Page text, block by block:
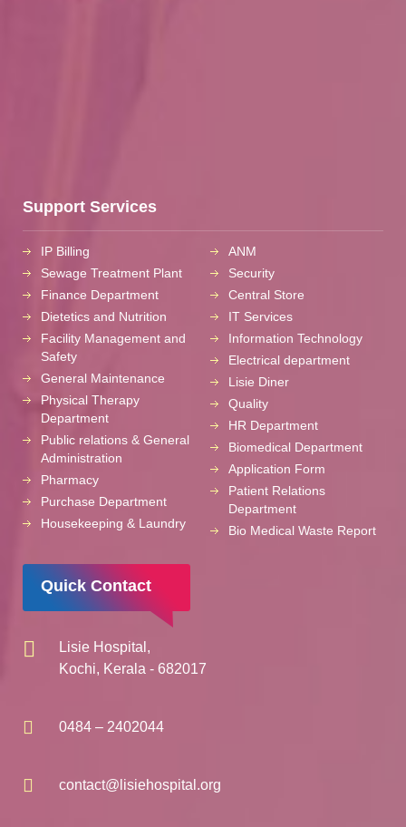
Support Services
IP Billing
Sewage Treatment Plant
Finance Department
Dietetics and Nutrition
Facility Management and
Safety
General Maintenance
Physical Therapy
Department
Public relations & General
Administration
Pharmacy
Purchase Department
Housekeeping & Laundry
ANM
Security
Central Store
IT Services
Information Technology
Electrical department
Lisie Diner
Quality
HR Department
Biomedical Department
Application Form
Patient Relations
Department
Bio Medical Waste Report
Quick Contact
Lisie Hospital,
Kochi, Kerala - 682017
0484 – 2402044
contact@lisiehospital.org